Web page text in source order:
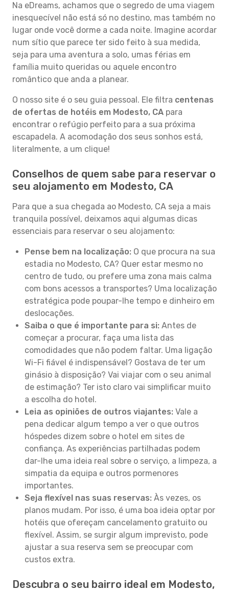
Na eDreams, achamos que o segredo de uma viagem
inesquecível não está só no destino, mas também no
lugar onde você dorme a cada noite. Imagine acordar
num sítio que parece ter sido feito à sua medida,
seja para uma aventura a solo, umas férias em
família muito queridas ou aquele encontro
romântico que anda a planear.
O nosso site é o seu guia pessoal. Ele filtra centenas
de ofertas de hotéis em Modesto, CA para
encontrar o refúgio perfeito para a sua próxima
escapadela. A acomodação dos seus sonhos está,
literalmente, a um clique!
Conselhos de quem sabe para reservar o
seu alojamento em Modesto, CA
Para que a sua chegada ao Modesto, CA seja a mais
tranquila possível, deixamos aqui algumas dicas
essenciais para reservar o seu alojamento:
Pense bem na localização: O que procura na sua
estadia no Modesto, CA? Quer estar mesmo no
centro de tudo, ou prefere uma zona mais calma
com bons acessos a transportes? Uma localização
estratégica pode poupar-lhe tempo e dinheiro em
deslocações.
Saiba o que é importante para si: Antes de
começar a procurar, faça uma lista das
comodidades que não podem faltar. Uma ligação
Wi-Fi fiável é indispensável? Gostava de ter um
ginásio à disposição? Vai viajar com o seu animal
de estimação? Ter isto claro vai simplificar muito
a escolha do hotel.
Leia as opiniões de outros viajantes: Vale a
pena dedicar algum tempo a ver o que outros
hóspedes dizem sobre o hotel em sites de
confiança. As experiências partilhadas podem
dar-lhe uma ideia real sobre o serviço, a limpeza, a
simpatia da equipa e outros pormenores
importantes.
Seja flexível nas suas reservas: Às vezes, os
planos mudam. Por isso, é uma boa ideia optar por
hotéis que ofereçam cancelamento gratuito ou
flexível. Assim, se surgir algum imprevisto, pode
ajustar a sua reserva sem se preocupar com
custos extra.
Descubra o seu bairro ideal em Modesto,